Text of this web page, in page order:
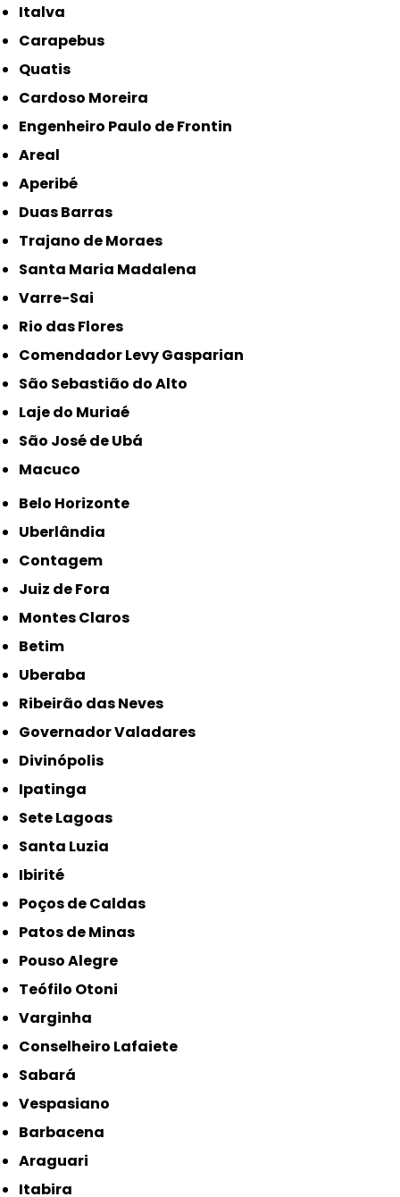
Italva
Carapebus
Quatis
Cardoso Moreira
Engenheiro Paulo de Frontin
Areal
Aperibé
Duas Barras
Trajano de Moraes
Santa Maria Madalena
Varre-Sai
Rio das Flores
Comendador Levy Gasparian
São Sebastião do Alto
Laje do Muriaé
São José de Ubá
Macuco
Belo Horizonte
Uberlândia
Contagem
Juiz de Fora
Montes Claros
Betim
Uberaba
Ribeirão das Neves
Governador Valadares
Divinópolis
Ipatinga
Sete Lagoas
Santa Luzia
Ibirité
Poços de Caldas
Patos de Minas
Pouso Alegre
Teófilo Otoni
Varginha
Conselheiro Lafaiete
Sabará
Vespasiano
Barbacena
Araguari
Itabira